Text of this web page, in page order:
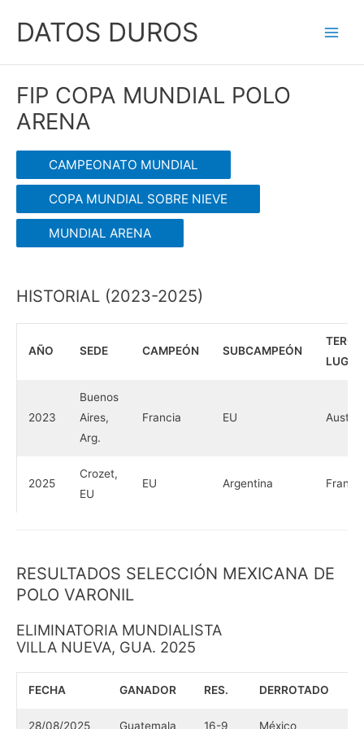
DATOS DUROS
FIP COPA MUNDIAL POLO
ARENA
CAMPEONATO MUNDIAL
COPA MUNDIAL SOBRE NIEVE
MUNDIAL ARENA
HISTORIAL (2023-2025)
AÑO SEDE CAMPEÓN SUBCAMPEÓN
LUGAR
2023
Buenos
Aires,
Arg.
Francia EU Austria
2025
Crozet,
EU
EU Argentina Francia
RESULTADOS SELECCIÓN MEXICANA DE
POLO VARONIL
ELIMINATORIA MUNDIALISTA
VILLA NUEVA, GUA. 2025
FECHA GANADOR RES. DERROTADO
28/08/2025 Guatemala 16-9 México